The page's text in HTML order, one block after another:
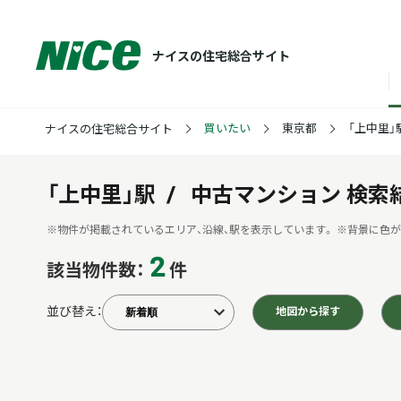
ナイスの住宅総合サイト
ナイスの住宅総合サイト 買いたい 東京都 「上中里」
「上中里」駅 中古マンション 検索
※物件が掲載されているエリア、沿線、駅を表示しています。 ※背景に色が
該当物件数： 2 件
並び替え： 地図から探す